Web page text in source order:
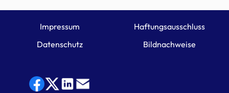
Impressum
Datenschutz
Haftungsausschluss
Bildnachweise